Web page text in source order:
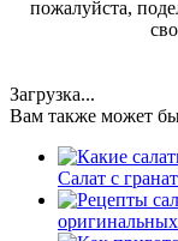
пожалуйста,
Загрузка...
Вам также может
Салат с